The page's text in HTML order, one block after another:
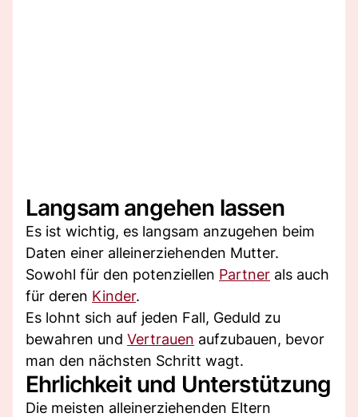
Langsam angehen lassen
Es ist wichtig, es langsam anzugehen beim
Daten einer alleinerziehenden Mutter.
Sowohl für den potenziellen Partner als auch
für deren Kinder.
Es lohnt sich auf jeden Fall, Geduld zu
bewahren und Vertrauen aufzubauen, bevor
man den nächsten Schritt wagt.
Ehrlichkeit und Unterstützung
Die meisten alleinerziehenden Eltern